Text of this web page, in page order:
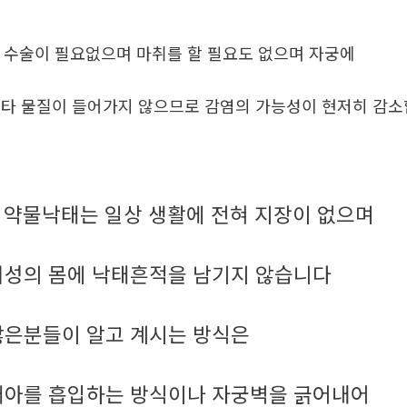
술이 필요없으며 마취를 할 필요도 없으며 자궁에
물질이 들어가지 않으므로 감염의 가능성이 현저히 감
약물낙태는 일상 생활에 전혀 지장이 없으며
의 몸에 낙태흔적을 남기지 않습니다
분들이 알고 계시는 방식은
를 흡입하는 방식이나 자궁벽을 긁어내어